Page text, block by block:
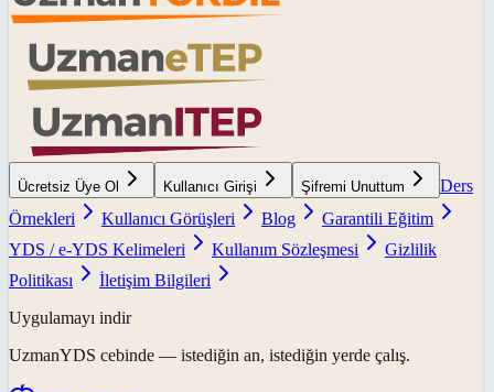
Ücretsiz Üye Ol Kullanıcı Girişi Şifremi Unuttum
Ders
Örnekleri
Kullanıcı Görüşleri Blog
Garantili Eğitim
YDS / e-YDS Kelimeleri
Kullanım Sözleşmesi
Gizlilik
Politikası
İletişim Bilgileri
Uygulamayı indir
UzmanYDS cebinde — istediğin an, istediğin yerde çalış.